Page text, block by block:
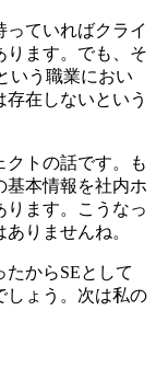
っていればクライ
ります。でも、そ
いう職業におい
在しないという
クトの話です。も
基本情報を社内ホ
ります。こうなっ
りませんね。
からSEとして
しょう。次は私の